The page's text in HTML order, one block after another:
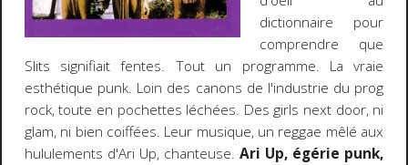
dictionnaire pour
comprendre que
Slits signifiait fentes. Tout un programme. La vraie
esthétique punk. Loin des canons de l'industrie du prog
rock, toute en pochettes léchées. Des girls next door, ni
glam, ni bien coiffées. Leur musique, un reggae mêlé aux
hululements d'Ari Up, chanteuse.Ari Up, égérie punk,